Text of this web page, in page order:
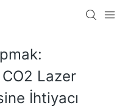
Lazer
İhtiyacı